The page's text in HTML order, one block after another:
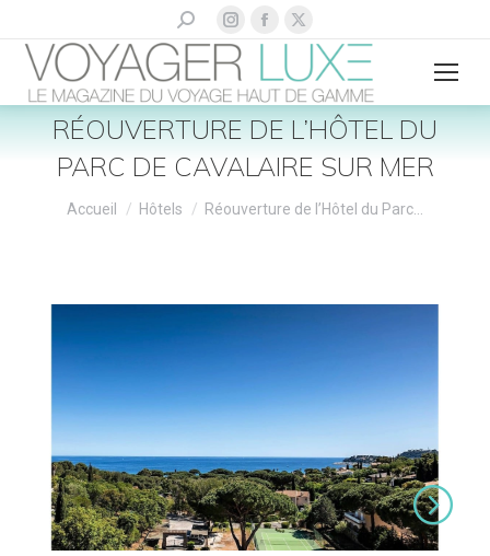
Recherche
page
Instagram
s'ouvre
dans
une
fenêtre
page
Facebook
s'ouvre
dans
une
fenêtre
page
X
s'ouvre
dans
une
fenêtre
RÉOUVERTURE DE L’HÔTEL DU
PARC DE CAVALAIRE SUR MER
Vous êtes ici :
Accueil Hôtels Réouverture de l’Hôtel du Parc…
Suivant